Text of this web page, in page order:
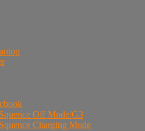
Off Mode/G3
Charging Mode